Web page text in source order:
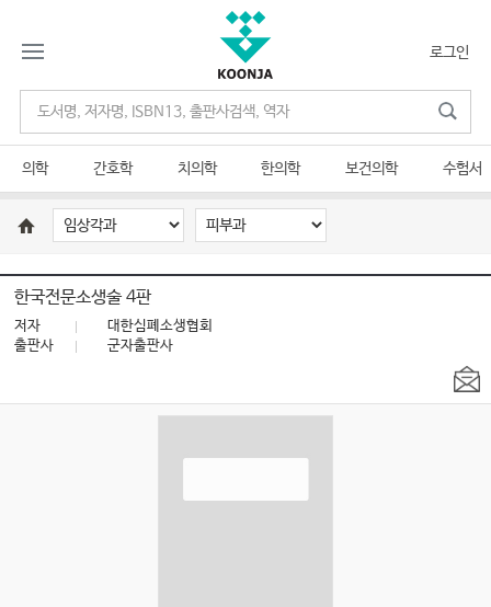
로그인
의학 간호학 치의학 한의학 보건의학 수험서
한국전문소생술 4판
저자
대한심폐소생협회
출판사
군자출판사